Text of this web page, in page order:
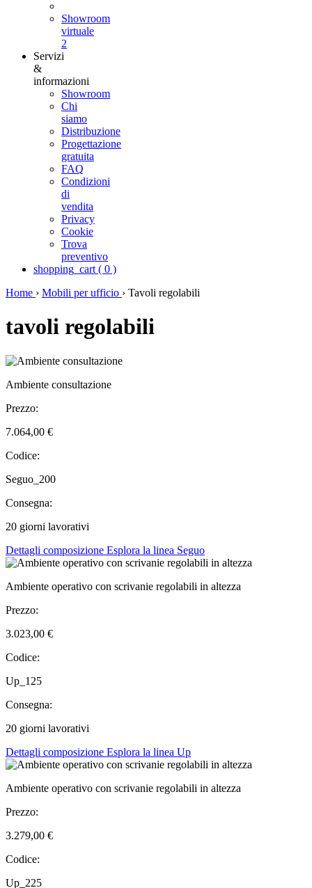
Showroom
virtuale
2
Servizi
&
informazioni
Showroom
Chi
siamo
Distribuzione
Progettazione
gratuita
FAQ
Condizioni
di
vendita
Privacy
Cookie
Trova
preventivo
shopping_cart ( 0 )
Home › Mobili per ufficio › Tavoli regolabili
tavoli regolabili
Ambiente consultazione
Prezzo:
7.064,00 €
Codice:
Seguo_200
Consegna:
20 giorni lavorativi
Dettagli composizione Esplora la linea Seguo
Ambiente operativo con scrivanie regolabili in altezza
Prezzo:
3.023,00 €
Codice:
Up_125
Consegna:
20 giorni lavorativi
Dettagli composizione Esplora la linea Up
Ambiente operativo con scrivanie regolabili in altezza
Prezzo:
3.279,00 €
Codice:
Up_225